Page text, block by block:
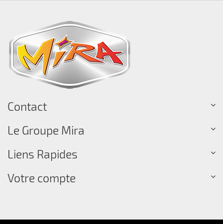
Contact
Le Groupe Mira
Liens Rapides
Votre compte